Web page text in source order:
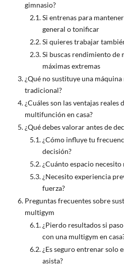
gimnasio?
Si entrenas para
general o tonificar
Si quieres trabajar
Si buscas rendimiento de
máximas extremas
¿Qué no sustituye una
tradicional?
¿Cuáles son las ventajas
multifunción en casa?
¿Qué debes valorar antes de
¿Cómo influye tu
decisión?
¿Cuánto espacio necesito
¿Necesito experiencia
fuerza?
Preguntas frecuentes sobre
multigym
¿Pierdo resultados si
con una multigym en
¿Es seguro entrenar solo
asista?